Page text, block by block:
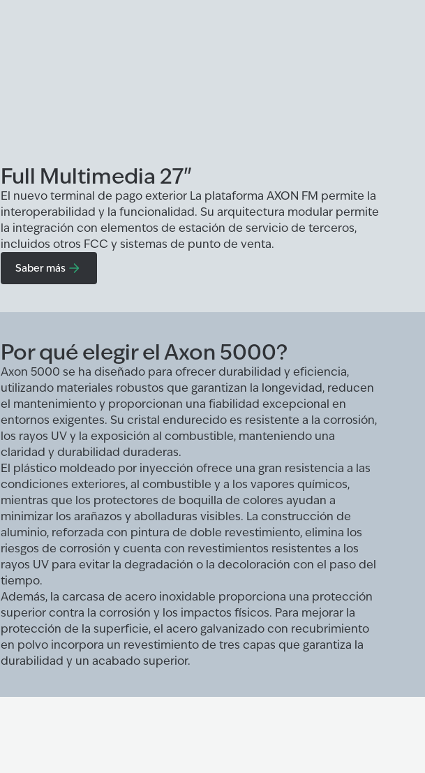
Full Multimedia 27"
El nuevo terminal de pago exterior La plataforma AXON FM permite la
interoperabilidad y la funcionalidad. Su arquitectura modular permite
la integración con elementos de estación de servicio de terceros,
incluidos otros FCC y sistemas de punto de venta.
Saber más
Por qué elegir el Axon 5000?
Axon 5000 se ha diseñado para ofrecer durabilidad y eficiencia,
utilizando materiales robustos que garantizan la longevidad, reducen
el mantenimiento y proporcionan una fiabilidad excepcional en
entornos exigentes. Su cristal endurecido es resistente a la corrosión,
los rayos UV y la exposición al combustible, manteniendo una
claridad y durabilidad duraderas.
El plástico moldeado por inyección ofrece una gran resistencia a las
condiciones exteriores, al combustible y a los vapores químicos,
mientras que los protectores de boquilla de colores ayudan a
minimizar los arañazos y abolladuras visibles. La construcción de
aluminio, reforzada con pintura de doble revestimiento, elimina los
riesgos de corrosión y cuenta con revestimientos resistentes a los
rayos UV para evitar la degradación o la decoloración con el paso del
tiempo.
Además, la carcasa de acero inoxidable proporciona una protección
superior contra la corrosión y los impactos físicos. Para mejorar la
protección de la superficie, el acero galvanizado con recubrimiento
en polvo incorpora un revestimiento de tres capas que garantiza la
durabilidad y un acabado superior.